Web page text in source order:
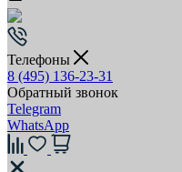
Телефоны
8 (495) 136-23-31
Обратный звонок
Telegram
WhatsApp